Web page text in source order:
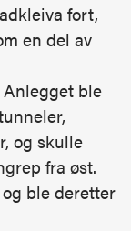
fort,
en del av
ble
og skulle
fra øst.
ble deretter